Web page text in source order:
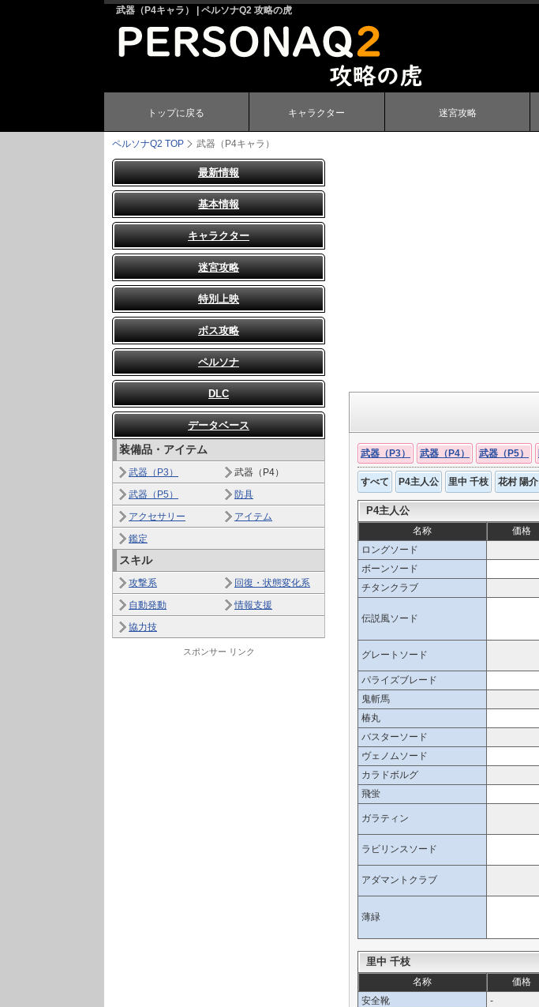
武器（P4キャラ） | ペルソナQ2 攻略の虎
トップに戻る キャラクター 迷宮攻略
ペルソナQ2 TOP 武器（P4キャラ）
武器（P3） 武器（P4） 武器（P5）
すべて P4主人公 里中 千枝 花村 陽介
P4主人公
名称 価格
ロングソード
ボーンソード
チタンクラブ
伝説風ソード
グレートソード
パライズブレード
鬼斬馬
椿丸
バスターソード
ヴェノムソード
カラドボルグ
飛蛍
ガラティン
ラビリンスソード
アダマントクラブ
薄緑
里中 千枝
名称 価格
安全靴
-
最新情報
基本情報
キャラクター
迷宮攻略
特別上映
ボス攻略
ペルソナ
DLC
データベース
装備品・アイテム
武器（P3）
武器（P4）
武器（P5）
防具
アクセサリー
アイテム
鑑定
スキル
攻撃系
回復・状態変化系
自動発動
情報支援
協力技
スポンサー リンク